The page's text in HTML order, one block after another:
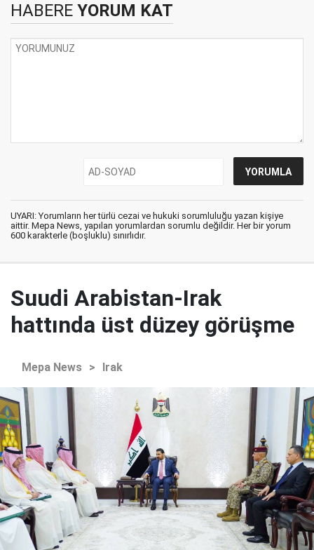
HABERE YORUM KAT
UYARI: Yorumların her türlü cezai ve hukuki sorumluluğu yazan kişiye
aittir. Mepa News, yapılan yorumlardan sorumlu değildir. Her bir yorum
600 karakterle (boşluklu) sınırlıdır.
Suudi Arabistan-Irak
hattında üst düzey görüşme
Mepa News > Irak